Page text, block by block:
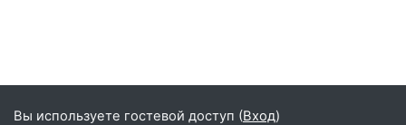
Вы используете гостевой доступ (Вход)